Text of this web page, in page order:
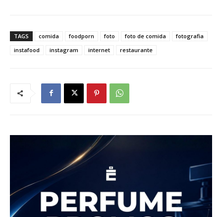
TAGS comida foodporn foto foto de comida
fotografia
instafood
instagram internet restaurante